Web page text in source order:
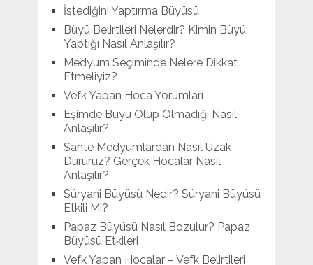
İstediğini Yaptırma Büyüsü
Büyü Belirtileri Nelerdir? Kimin Büyü
Yaptığı Nasıl Anlaşılır?
Medyum Seçiminde Nelere Dikkat
Etmeliyiz?
Vefk Yapan Hoca Yorumları
Eşimde Büyü Olup Olmadığı Nasıl
Anlaşılır?
Sahte Medyumlardan Nasıl Uzak
Dururuz? Gerçek Hocalar Nasıl
Anlaşılır?
Süryani Büyüsü Nedir? Süryani Büyüsü
Etkili Mi?
Papaz Büyüsü Nasıl Bozulur? Papaz
Büyüsü Etkileri
Vefk Yapan Hocalar – Vefk Belirtileri